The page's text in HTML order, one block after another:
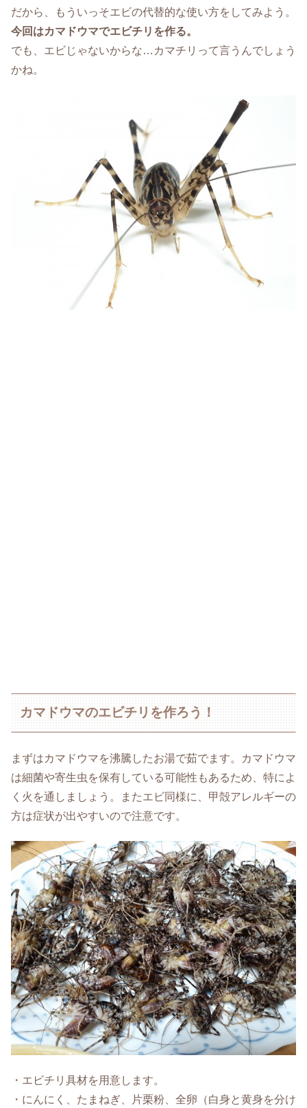
だから、もういっそエビの代替的な使い方をしてみよう。
今回はカマドウマでエビチリを作る。
でも、エビじゃないからな…カマチリって言うんでしょう
かね。
カマドウマのエビチリを作ろう！
まずはカマドウマを沸騰したお湯で茹でます。カマドウマ
は細菌や寄生虫を保有している可能性もあるため、特によ
く火を通しましょう。またエビ同様に、甲殻アレルギーの
方は症状が出やすいので注意です。
・エビチリ具材を用意します。
・にんにく、たまねぎ、片栗粉、全卵（白身と黄身を分け